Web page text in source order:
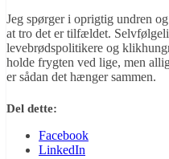
Jeg spørger i oprigtig undren
at tro det er tilfældet.
levebrødspolitikere og
holde frygten ved lige, men
er sådan det hænger sammen.
Del dette:
Facebook
LinkedIn